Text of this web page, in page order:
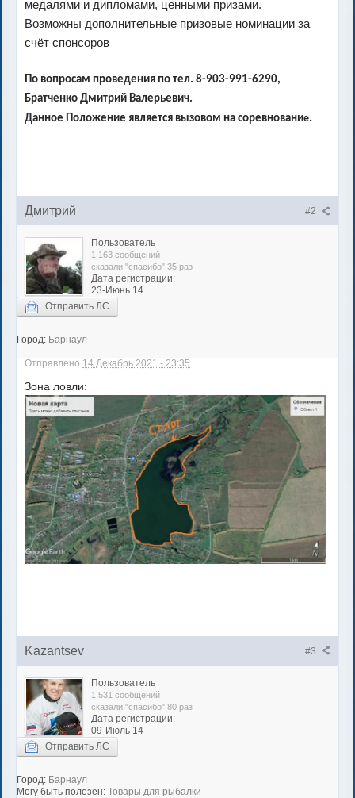
медалями и дипломами, ценными призами.
Возможны дополнительные призовые номинации за
счёт спонсоров
По вопросам проведения по тел. 8-903-991-6290,
Братченко Дмитрий Валерьевич.
Данное Положение является вызовом на соревнование.
#2
Дмитрий
Пользователь
1 163 сообщений
сказали "спасибо" 35 раз
Дата регистрации:
23-Июнь 14
Отправить ЛС
Город: Барнаул
Отправлено 14 Декабрь 2021 - 23:35
Зона ловли:
#3
Kazantsev
Пользователь
1 531 сообщений
сказали "спасибо" 80 раз
Дата регистрации:
09-Июль 14
Отправить ЛС
Город: Барнаул
Могу быть полезен: Товары для рыбалки